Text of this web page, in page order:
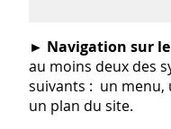
► Navigation sur
au moins deux des
suivants : un menu,
un plan du site.